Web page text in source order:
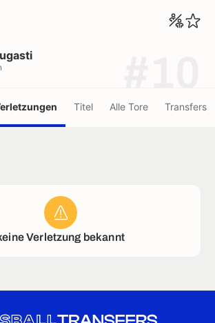
Titel Alle Tore Transfers
Verletzung bekannt